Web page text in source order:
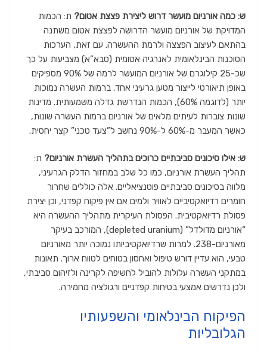
ש: כמה אורניום מועשר דרוש ליצירת פצצת אטום? ת: הכמות
המדויקת של אורניום מועשר הדרושה לפצצת אטום משתנה
בהתאם לעיצוב הפצצה ולרמת ההעשרה. עם זאת, הערכות
הסוכנות הבינלאומית לאנרגיה אטומית (סבא”א) מצביעות על כך
שכ-25 קילוגרם של אורניום המועשר לרמה של 90% מספיקים
באופן תיאורטי לייצור מטען גרעיני אחד. ברמות העשרה נמוכות
יותר (לדוגמה 60%), הכמות הנדרשת גדלה משמעותית. מדינות
שונות צוברות לעיתים מלאים של אורניום ברמות העשרה שונות,
כאשר המעבר מ-60% ל-90% נחשב ל”צעד טכני” קצר יחסית.
ש: אילו סיכונים סביבתיים כרוכים בתהליך העשרת אורניום? ת:
תהליך העשרת אורניום, כמו כל שלב במחזור הדלק הגרעיני,
מלווה בסיכונים סביבתיים פוטנציאליים. אלה כוללים שחרור
חומרים רדיואקטיביים לאוויר ולמים אם אין פיקוח קפדני, וכן יצירת
פסולת רדיואקטיבית. הפסולת העיקרית מתהליך ההעשרה היא
“אורניום מדולדל” (depleted uranium), המורכב בעיקר
מאורניום-238. למרות שרדיואקטיביותו נמוכה יותר מאורניום
טבעי, הוא עדיין דורש טיפול ואחסון בטוחים לטווח ארוך. תאונות
במתקני העשרה עלולות להוביל לחשיפה לקרינה ולזיהום סביבתי,
ולכן נדרשים אמצעי בטיחות קפדניים ורגולציה מחמירה.
הפיקוח הבינלאומי והשפעותיו
הגלובליות